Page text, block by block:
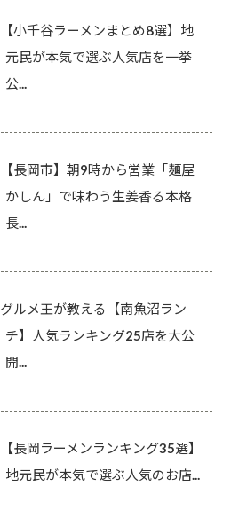
【小千谷ラーメンまとめ8選】地
元民が本気で選ぶ人気店を一挙
公...
【長岡市】朝9時から営業「麺屋
かしん」で味わう生姜香る本格
長...
グルメ王が教える【南魚沼ラン
チ】人気ランキング25店を大公
開...
【長岡ラーメンランキング35選】
地元民が本気で選ぶ人気のお店...